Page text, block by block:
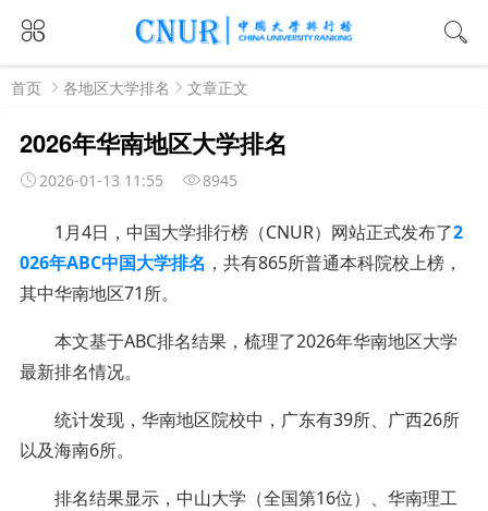
首页 各地区大学排名 文章正文
2026年华南地区大学排名
2026-01-13 11:55 8945
1月4日，中国大学排行榜（CNUR）网站正式发布了2
026年ABC中国大学排名 ，共有865所普通本科院校上榜，
其中华南地区71所。
本文基于ABC排名结果，梳理了2026年华南地区大学
最新排名情况。
统计发现，华南地区院校中，广东有39所、广西26所
以及海南6所。
排名结果显示，中山大学（全国第16位）、华南理工